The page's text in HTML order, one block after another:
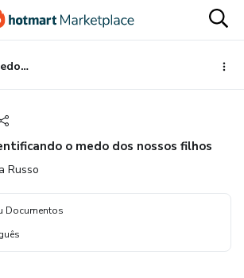
Identificando o medo dos nossos filhos
o medo dos nossos filhos
Russo
Documentos